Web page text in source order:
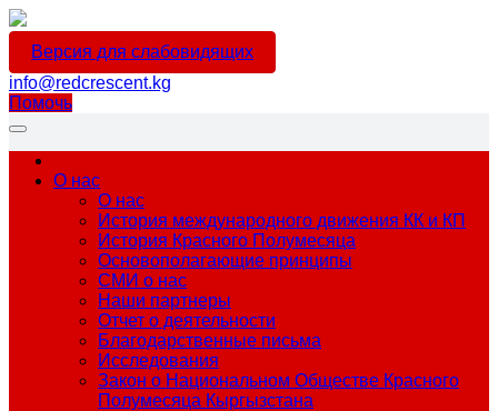
Версия для слабовидящих
info@redcrescent.kg
Помочь
О нас
О нас
История международного движения КК и КП
История Красного Полумесяца
Основополагающие принципы
СМИ о нас
Наши партнеры
Отчет о деятельности
Благодарственные письма
Исследования
Закон о Национальном Обществе Красного
Полумесяца Кыргызстана